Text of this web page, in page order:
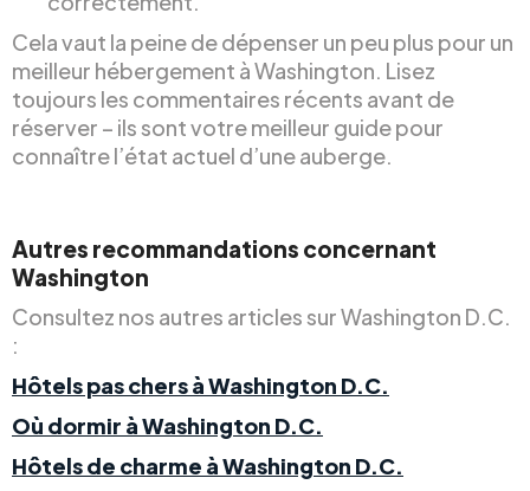
Cela vaut la peine de dépenser un peu plus pour un
meilleur hébergement à Washington. Lisez
toujours les commentaires récents avant de
réserver – ils sont votre meilleur guide pour
connaître l’état actuel d’une auberge.
Autres recommandations concernant
Washington
Consultez nos autres articles sur Washington D.C.
:
Hôtels pas chers à Washington D.C.
Où dormir à Washington D.C.
Hôtels de charme à Washington D.C.